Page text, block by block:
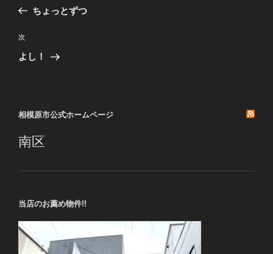
ビ
ゲ
ン
の
稿
ちょっとずつ
次
の
次
よし！
相模原市公式ホームページ
南区
当店のお薦め物件!!